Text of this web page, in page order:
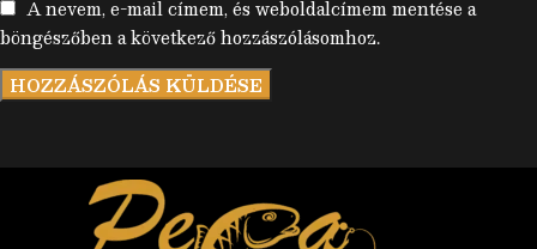
A nevem, e-mail címem, és weboldalcímem mentése a
böngészőben a következő hozzászólásomhoz.